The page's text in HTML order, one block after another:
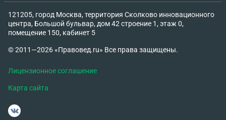
121205, город Москва, территория Сколково инновационного
центра, Большой бульвар, дом 42 строение 1, этаж 0,
помещение 150, кабинет 5
© 2011—2026 «Правовед.ru» Все права защищены.
Лицензионное соглашение
Карта сайта